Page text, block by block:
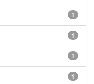
1
1
1
1